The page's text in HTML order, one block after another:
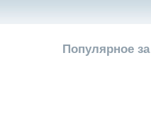
Популярное